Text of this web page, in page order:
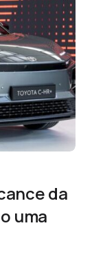
da
uma